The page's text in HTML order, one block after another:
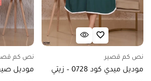
نص كم قصير
موديل ميدي كود 0728 – زيتي
نص كم
موديل صيفي كود